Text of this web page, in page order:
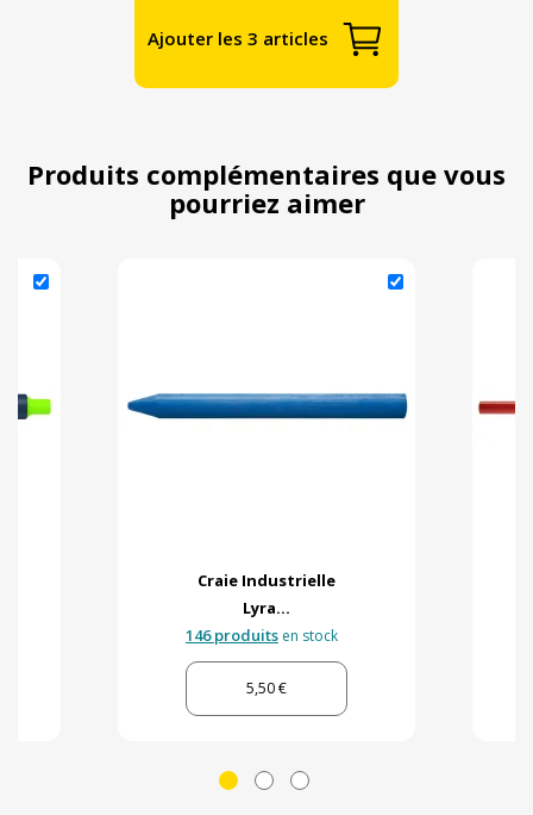
Ajouter les 3 articles
Produits complémentaires que vous
pourriez aimer
Craie Industrielle
Lyra...
146 produits en stock
5,50 €